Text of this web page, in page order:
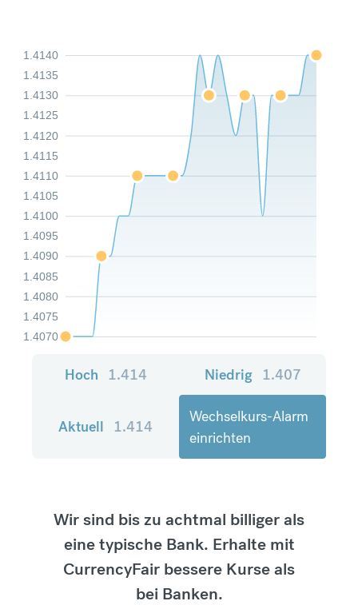
1.4070
1.4075
1.4080
1.4085
1.4090
1.4095
1.4100
1.4105
1.4110
1.4115
1.4120
1.4125
1.4130
1.4135
1.4140
Hoch 1.414 Niedrig 1.407
Aktuell 1.414
Wechselkurs-Alarm
einrichten
Wir sind bis zu achtmal billiger als
eine typische Bank. Erhalte mit
CurrencyFair bessere Kurse als
bei Banken.